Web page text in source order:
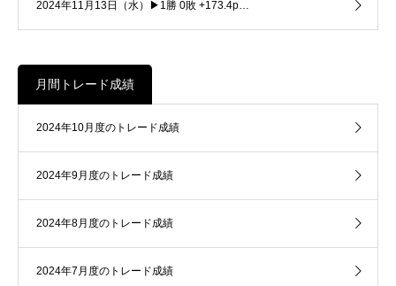
2024年11月13日（水）▶1勝 0敗 +173.4p…
月間トレード成績
2024年10月度のトレード成績
2024年9月度のトレード成績
2024年8月度のトレード成績
2024年7月度のトレード成績